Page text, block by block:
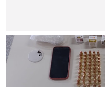
BAHIA
Minério extraído de
principais exportadores da